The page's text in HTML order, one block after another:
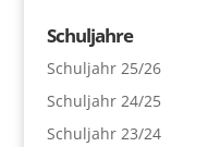
Schuljahre
Schuljahr 25/26
Schuljahr 24/25
Schuljahr 23/24